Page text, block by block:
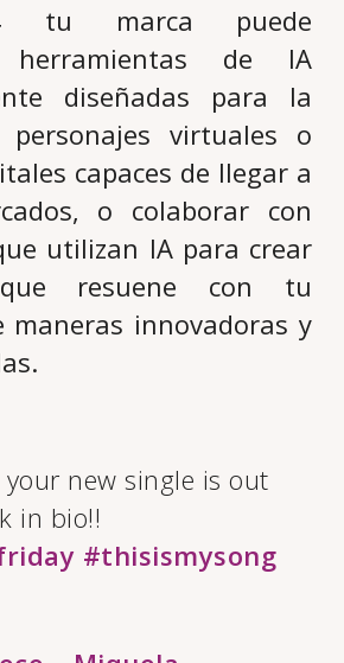
tu marca puede
herramientas de IA
diseñadas para la
personajes virtuales o
capaces de llegar a
o colaborar con
utilizan IA para crear
resuene con tu
maneras innovadoras y
new single is out
in bio!!
#thisismysong